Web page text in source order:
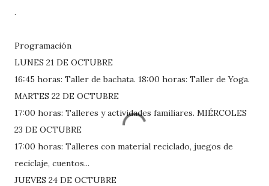
.
Programación
LUNES 21 DE OCTUBRE
16:45 horas: Taller de bachata. 18:00 horas: Taller de Yoga.
MARTES 22 DE OCTUBRE
17:00 horas: Talleres y actividades familiares. MIÉRCOLES
23 DE OCTUBRE
17:00 horas: Talleres con material reciclado, juegos de
reciclaje, cuentos...
JUEVES 24 DE OCTUBRE